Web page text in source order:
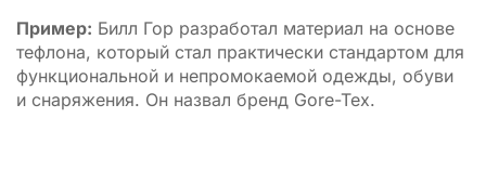
Пример: Билл Гор разработал материал на основе
тефлона, который стал практически стандартом для
функциональной и непромокаемой одежды, обуви
и снаряжения. Он назвал бренд Gore-Tex.